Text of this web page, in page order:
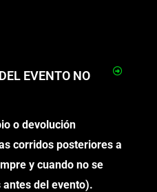
EVENTO NO
o devolución
corridos posteriores a
y cuando no se
del evento).